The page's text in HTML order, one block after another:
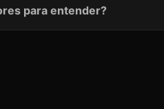
para entender?